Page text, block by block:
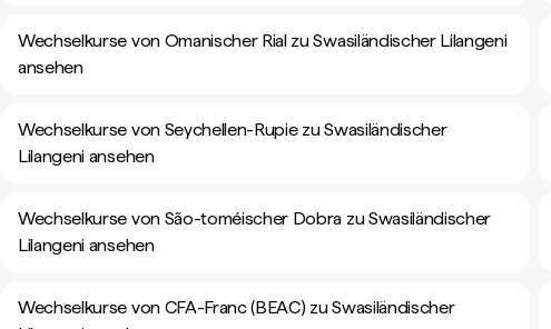
Wechselkurse von Omanischer Rial zu Swasiländischer Lilangeni
ansehen
Wechselkurse von Seychellen-Rupie zu Swasiländischer
Lilangeni ansehen
Wechselkurse von São-toméischer Dobra zu Swasiländischer
Lilangeni ansehen
Wechselkurse von CFA-Franc (BEAC) zu Swasiländischer